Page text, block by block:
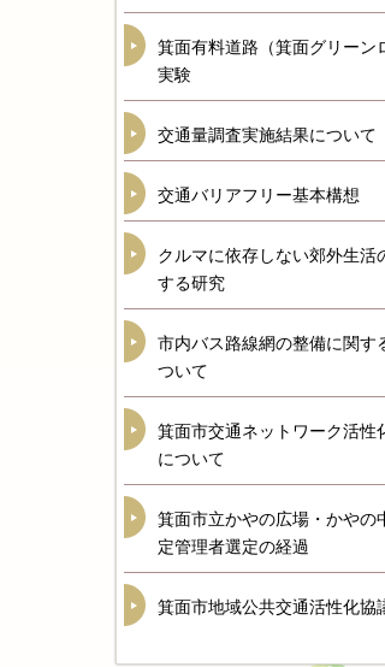
箕面有料道路（箕面グリーン
実験
交通量調査実施結果について
交通バリアフリー基本構想
クルマに依存しない郊外生活
する研究
市内バス路線網の整備に関す
ついて
箕面市交通ネットワーク活性
について
箕面市立かやの広場・かやの
定管理者選定の経過
箕面市地域公共交通活性化協